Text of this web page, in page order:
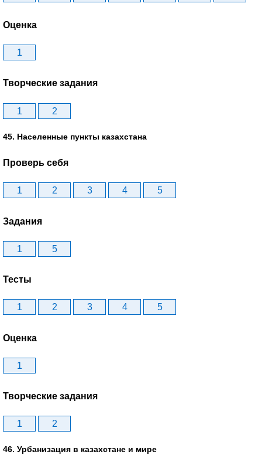
Оценка
1
Творческие задания
1 2
45. Населенные пункты казахстана
Проверь себя
1 2 3 4 5
Задания
1 5
Тесты
1 2 3 4 5
Оценка
1
Творческие задания
1 2
46. Урбанизация в казахстане и мире